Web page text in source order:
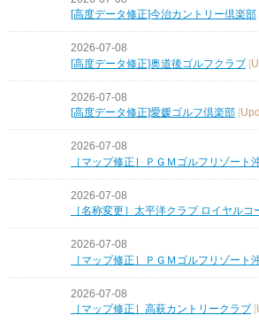
[高度データ修正]今治カントリー倶楽部
2026-07-08
[高度データ修正]奥道後ゴルフクラブ [
2026-07-08
[高度データ修正]愛媛ゴルフ倶楽部
2026-07-08
［マップ修正］ＰＧＭゴルフリゾート
2026-07-08
［名称変更］太平洋クラブ ロイヤルコ
2026-07-08
［マップ修正］ＰＧＭゴルフリゾート
2026-07-08
［マップ修正］高萩カントリークラブ [